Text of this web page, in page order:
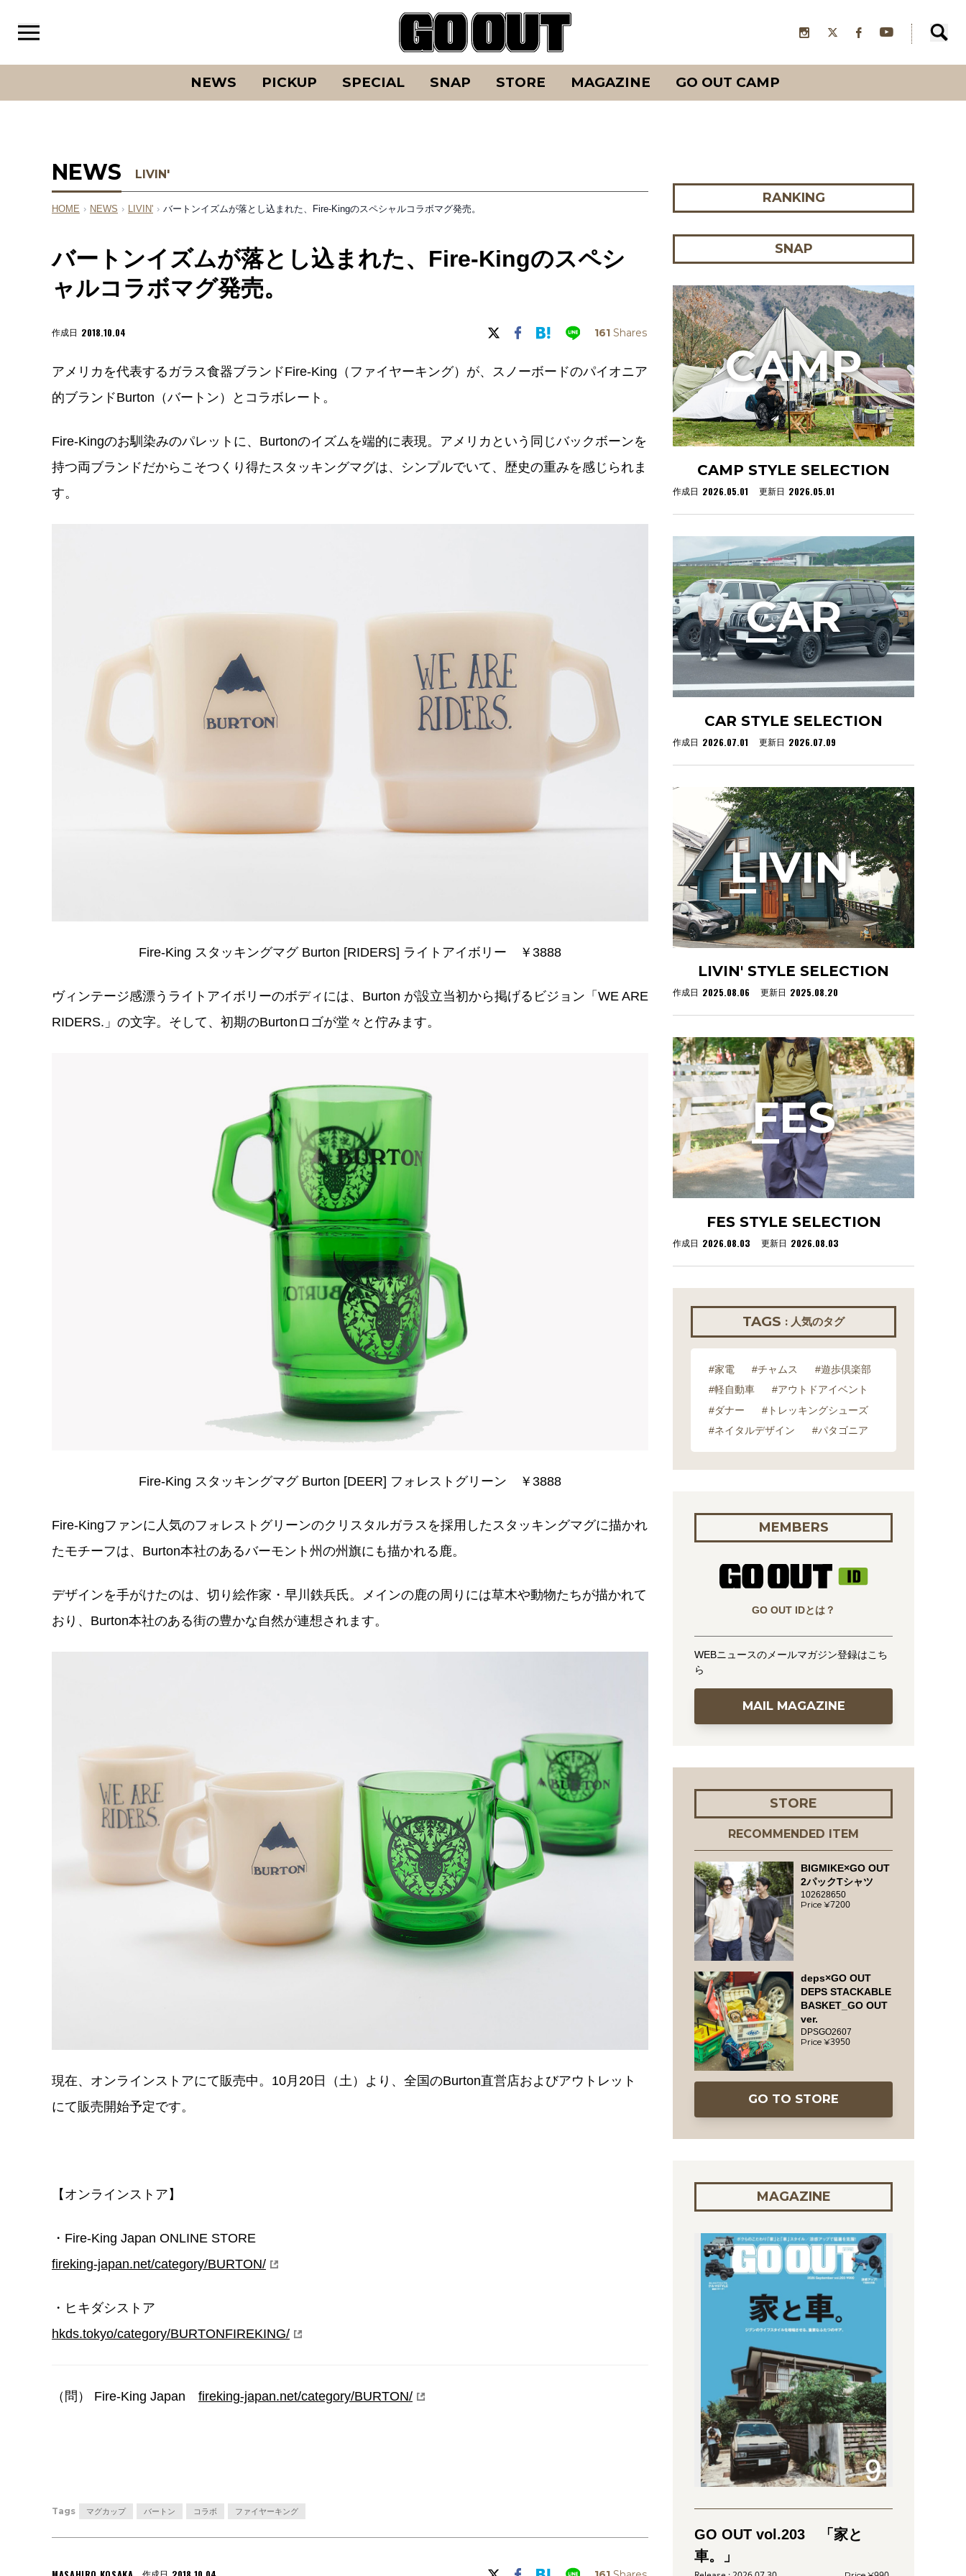
NEWS PICKUP SPECIAL SNAP STORE MAGAZINE GO OUT CAMP
NEWS LIVIN'
HOME › NEWS › LIVIN' › バートンイズムが落とし込まれた、Fire-Kingのスペシャルコラボマグ発売。
バートンイズムが落とし込まれた、Fire-Kingのスペシ
ャルコラボマグ発売。
作成日 2018.10.04 161 Shares
アメリカを代表するガラス食器ブランドFire-King（ファイヤーキング）が、スノーボードのパイオニア
的ブランドBurton（バートン）とコラボレート。
Fire-Kingのお馴染みのパレットに、Burtonのイズムを端的に表現。アメリカという同じバックボーンを
持つ両ブランドだからこそつくり得たスタッキングマグは、シンプルでいて、歴史の重みを感じられま
す。
Fire-King スタッキングマグ Burton [RIDERS] ライトアイボリー ￥3888
ヴィンテージ感漂うライトアイボリーのボディには、Burton が設⽴当初から掲げるビジョン「WE ARE
RIDERS.」の⽂字。そして、初期のBurtonロゴが堂々と佇みます。
Fire-King スタッキングマグ Burton [DEER] フォレストグリーン ￥3888
Fire-Kingファンに人気のフォレストグリーンのクリスタルガラスを採⽤したスタッキングマグに描かれ
たモチーフは、Burton本社のあるバーモント州の州旗にも描かれる⿅。
デザインを手がけたのは、切り絵作家・早川鉄兵氏。メインの鹿の周りには草木や動物たちが描かれて
おり、Burton本社のある街の豊かな自然が連想されます。
現在、オンラインストアにて販売中。10月20日（土）より、全国のBurton直営店およびアウトレット
にて販売開始予定です。
【オンラインストア】
・Fire-King Japan ONLINE STORE
fireking-japan.net/category/BURTON/
・ヒキダシストア
hkds.tokyo/category/BURTONFIREKING/
（問） Fire-King Japan fireking-japan.net/category/BURTON/
Tags マグカップ バートン コラボ ファイヤーキング
RANKING
SNAP
CAMP STYLE SELECTION
作成日 2026.05.01 更新日 2026.05.01
CAMP
CAR STYLE SELECTION
作成日 2026.07.01 更新日 2026.07.09
CAR
LIVIN' STYLE SELECTION
作成日 2025.08.06 更新日 2025.08.20
LIVIN'
FES STYLE SELECTION
作成日 2026.08.03 更新日 2026.08.03
FES
TAGS : 人気のタグ
#家電 #チャムス
#遊歩倶楽部
#軽自動車
#アウトドアイベント
#ダナー
#トレッキングシューズ
#ネイタルデザイン
#パタゴニア
MEMBERS
GO OUT IDとは？
WEBニュースのメールマガジン登録はこち
ら
MAIL MAGAZINE
STORE
RECOMMENDED ITEM
BIGMIKE×GO OUT
2パックTシャツ
102628650
7200
deps×GO OUT
DEPS STACKABLE
BASKET_GO OUT
ver.
DPSGO2607
3950
GO TO STORE
MAGAZINE
GO OUT vol.203 「家と
車。」